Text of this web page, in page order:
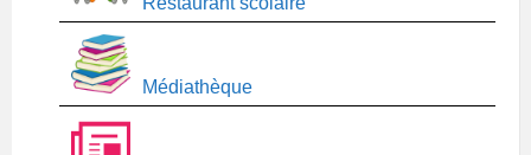
Médiathèque